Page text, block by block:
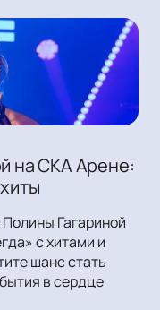
на СКА Арене:
Гагариной
с хитами и
шанс стать
в сердце